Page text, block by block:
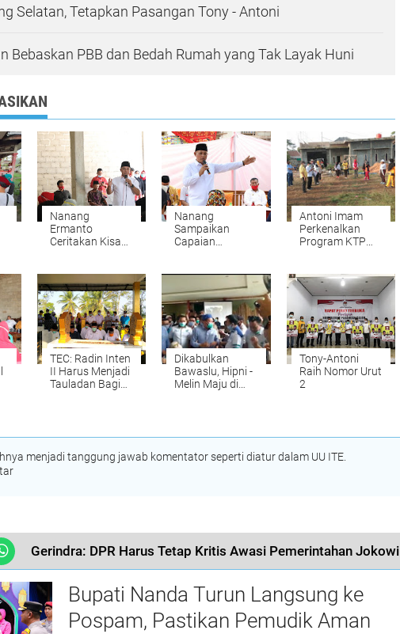
Selatan, Tetapkan Pasangan Tony - Antoni
Bebaskan PBB dan Bedah Rumah yang Tak Layak Huni
Nanang
Ermanto
Ceritakan Kisah
Nanang
Sampaikan
Capaian
Kepemimpinannya
Antoni Imam
Perkenalkan
Program KTP
TEC: Radin Inten
II Harus Menjadi
Tauladan Bagi
Dikabulkan
Bawaslu, Hipni -
Melin Maju di
Tony-Antoni
Raih Nomor Urut
2
menjadi tanggung jawab komentator seperti diatur dalam UU ITE.
Gerindra: DPR Harus Tetap Kritis Awasi Pemerintahan Jokowi
Bupati Nanda Turun Langsung ke
Pospam, Pastikan Pemudik Aman